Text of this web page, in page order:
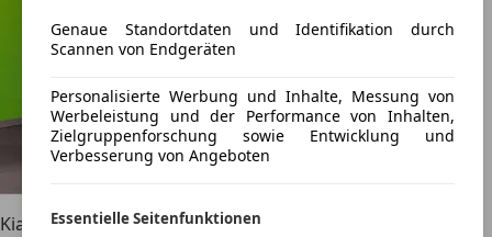
Genaue Standortdaten und Identifikation durch
Scannen von Endgeräten
Personalisierte Werbung und Inhalte, Messung von
Werbeleistung und der Performance von Inhalten,
Zielgruppenforschung sowie Entwicklung und
Verbesserung von Angeboten
Essentielle Seitenfunktionen
Kia Niroe-Niro Edition 7+LED+KAMERA+CARPLAY+PDC